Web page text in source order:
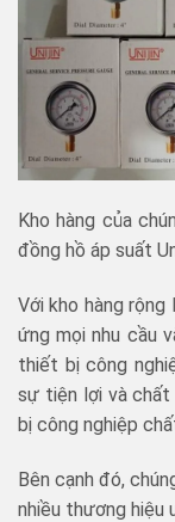
Kho hàng của
đồng hồ áp suất
Với kho hàng
ứng mọi nhu cầu
thiết bị công
sự tiện lợi và
bị công nghiệp
Bên cạnh đó,
nhiều thương hiệu